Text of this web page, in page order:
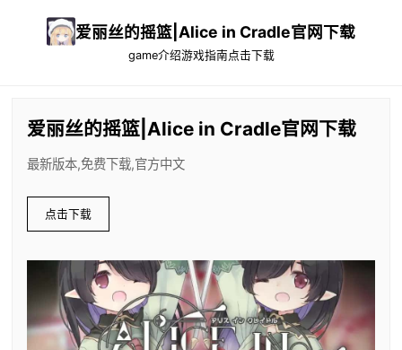
爱丽丝的摇篮|Alice in Cradle官网下载
game介绍游戏指南点击下载
爱丽丝的摇篮|Alice in Cradle官网下载
最新版本,免费下载,官方中文
点击下载